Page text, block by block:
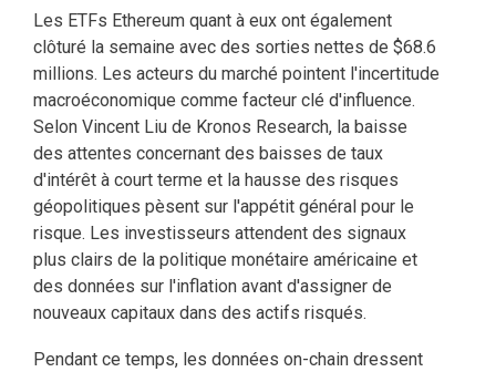
Les ETFs Ethereum quant à eux ont également
clôturé la semaine avec des sorties nettes de $68.6
millions. Les acteurs du marché pointent l'incertitude
macroéconomique comme facteur clé d'influence.
Selon Vincent Liu de Kronos Research, la baisse
des attentes concernant des baisses de taux
d'intérêt à court terme et la hausse des risques
géopolitiques pèsent sur l'appétit général pour le
risque. Les investisseurs attendent des signaux
plus clairs de la politique monétaire américaine et
des données sur l'inflation avant d'assigner de
nouveaux capitaux dans des actifs risqués.
Pendant ce temps, les données on-chain dressent